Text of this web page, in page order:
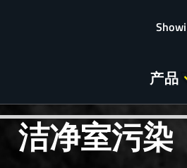
产品
洁净室污染